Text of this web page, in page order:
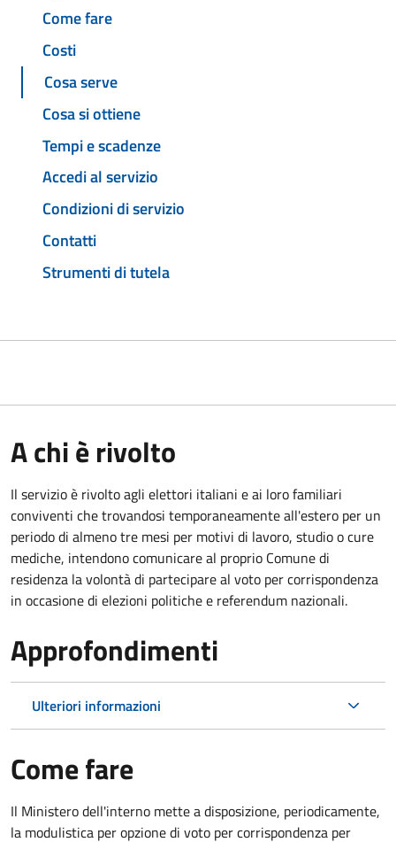
Come fare
Costi
Cosa serve
Cosa si ottiene
Tempi e scadenze
Accedi al servizio
Condizioni di servizio
Contatti
Strumenti di tutela
A chi è rivolto
Il servizio è rivolto agli elettori italiani e ai loro familiari
conviventi che trovandosi temporaneamente all'estero per un
periodo di almeno tre mesi per motivi di lavoro, studio o cure
mediche, intendono comunicare al proprio Comune di
residenza la volontà di partecipare al voto per corrispondenza
in occasione di elezioni politiche e referendum nazionali.
Approfondimenti
Ulteriori informazioni
Come fare
Il Ministero dell'interno mette a disposizione, periodicamente,
la modulistica per opzione di voto per corrispondenza per